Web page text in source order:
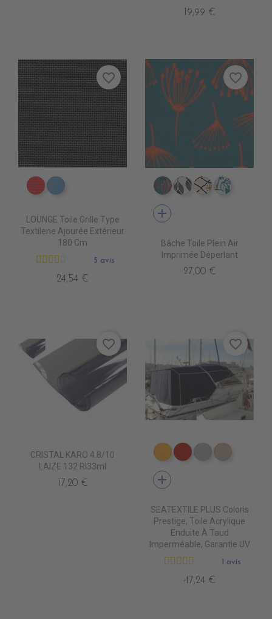
19,99 €
DB0208 ROUGE
DB0224 CIEL
LOUNGE Toile Grille Type
Textilene Ajourée Extérieur
180 Cm
5 avis
24,54 €
favorite_border
IM0200 BLOMMA 00
IM0300 NAIROBI
IM0400
add
Bâche Toile Plein Air
Imprimée Déperlant
27,00 €
favorite_border
CRISTAL KARO 4.8/10
LAIZE 132 Rl33ml
17,20 €
favorite_border
PT0740 JAUNE
PT0620 JOCKET
PT0700
add
SEATEXTILE PLUS Coloris
Prestige, Toile Acrylique
Enduite À Taud
Imperméable, Garantie UV
1 avis
47,24 €
favorite_border